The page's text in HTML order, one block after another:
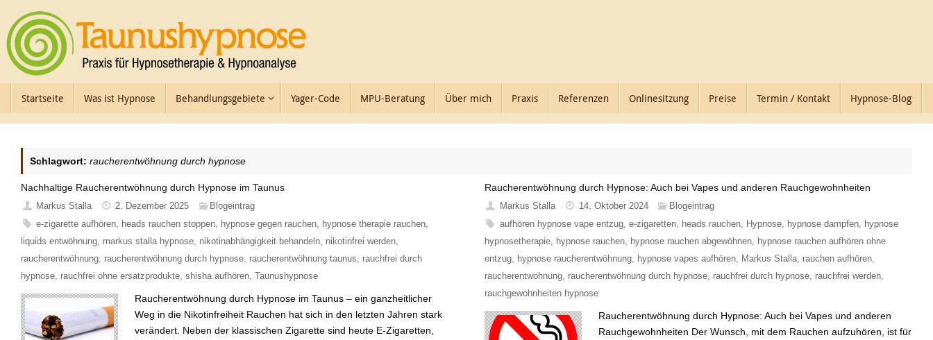
Inhalt
springen
InhaltStartseite Was ist Hypnose Behandlungsgebiete Yager-Code MPU-Beratung Über mich Praxis Referenzen Onlinesitzung Preise Termin / Kontakt Hypnose-Blog
Schlagwort: raucherentwöhnung durch hypnose
Nachhaltige Raucherentwöhnung durch Hypnose im Taunus
Markus Stalla 2. Dezember 2025
Blogeintrag
e-zigarette aufhören, heads rauchen stoppen, hypnose gegen rauchen, hypnose therapie rauchen,
liquids entwöhnung, markus stalla hypnose, nikotinabhängigkeit behandeln, nikotinfrei werden,
raucherentwöhnung, raucherentwöhnung durch hypnose, raucherentwöhnung taunus, rauchfrei durch
hypnose, rauchfrei ohne ersatzprodukte, shisha aufhören, Taunushypnose
Raucherentwöhnung durch Hypnose im Taunus – ein ganzheitlicher
Weg in die Nikotinfreiheit Rauchen hat sich in den letzten Jahren stark
verändert. Neben der klassischen Zigarette sind heute E-Zigaretten,
Raucherentwöhnung durch Hypnose: Auch bei Vapes und anderen Rauchgewohnheiten
Markus Stalla 14. Oktober 2024
Blogeintrag
aufhören hypnose vape entzug, e-zigaretten, heads rauchen, Hypnose, hypnose dampfen, hypnose
hypnosetherapie, hypnose rauchen, hypnose rauchen abgewöhnen, hypnose rauchen aufhören ohne
entzug, hypnose raucherentwöhnung, hypnose vapes aufhören, Markus Stalla, rauchen aufhören,
raucherentwöhnung, raucherentwöhnung durch hypnose, rauchfrei durch hypnose, rauchfrei werden,
rauchgewohnheiten hypnose
Raucherentwöhnung durch Hypnose: Auch bei Vapes und anderen
Rauchgewohnheiten Der Wunsch, mit dem Rauchen aufzuhören, ist für